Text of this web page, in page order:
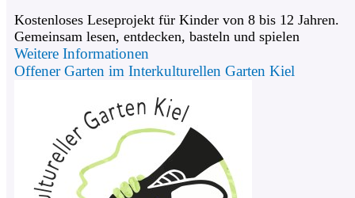
Kostenloses Leseprojekt für Kinder von 8 bis 12 Jahren.
Gemeinsam lesen, entdecken, basteln und spielen
Weitere Informationen
Offener Garten im Interkulturellen Garten Kiel